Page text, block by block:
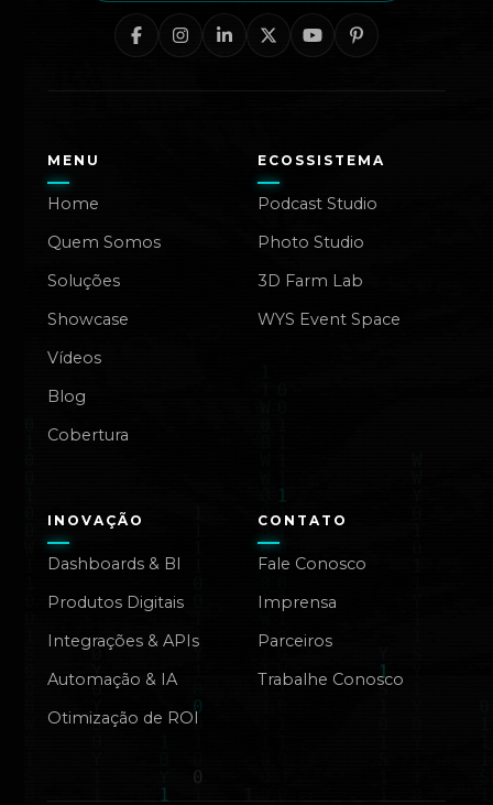
MENU
Home
Quem Somos
Soluções
Showcase
Vídeos
Blog
Cobertura
ECOSSISTEMA
Podcast Studio
Photo Studio
3D Farm Lab
WYS Event Space
INOVAÇÃO
Dashboards & BI
Produtos Digitais
Integrações & APIs
Automação & IA
Otimização de ROI
CONTATO
Fale Conosco
Imprensa
Parceiros
Trabalhe Conosco